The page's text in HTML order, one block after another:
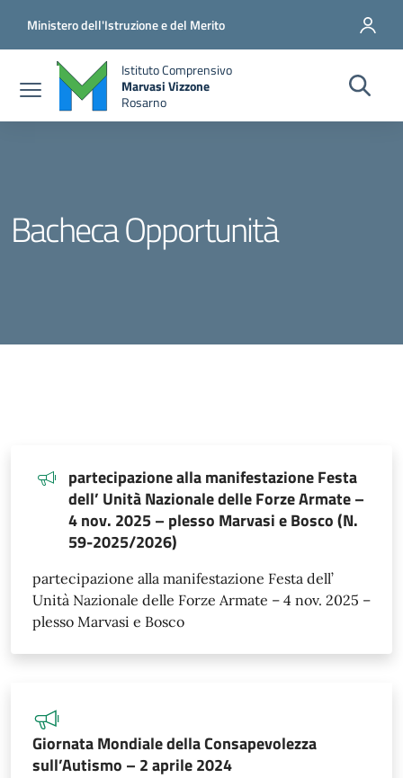
Ministero dell'Istruzione e del Merito
Istituto Comprensivo
Marvasi Vizzone
Rosarno
Bacheca Opportunità
partecipazione alla manifestazione Festa
dell’ Unità Nazionale delle Forze Armate –
4 nov. 2025 – plesso Marvasi e Bosco (N.
59-2025/2026)
partecipazione alla manifestazione Festa dell’
Unità Nazionale delle Forze Armate – 4 nov. 2025 –
plesso Marvasi e Bosco
Giornata Mondiale della Consapevolezza
sull’Autismo – 2 aprile 2024